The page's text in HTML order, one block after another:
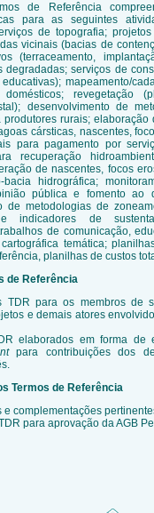
de Referência
para as seguintes
de topografia;
vicinais (bacias de
(terraceamento,
degradadas; serviços de
mapeamento/
revegetação
desenvolvimento de
rurais; elaboração
cársticas, nascentes,
para pagamento por
recuperação
de nascentes, focos
bacia hidrográfica;
pública e fomento ao
de metodologias de
indicadores de
de comunicação,
temática;
planilhas de custos
de Referência
TDR para os membros de
e demais atores
elaborados em forma
para contribuições dos
.
Termos de Referência
e complementações
para aprovação da AGB